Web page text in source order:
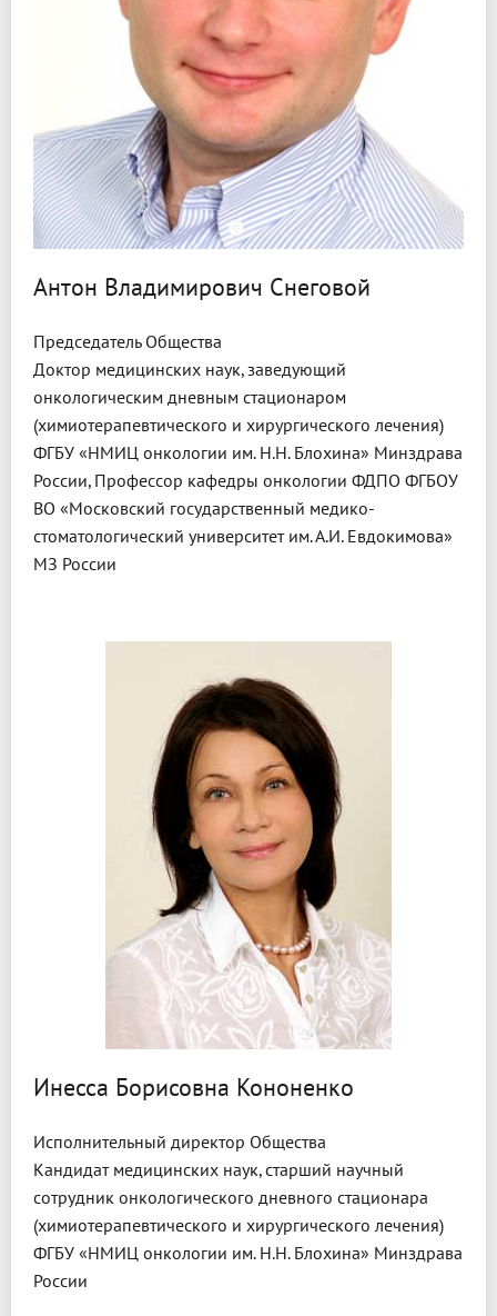
Антон Владимирович Снеговой
Председатель Общества
Доктор медицинских наук, заведующий
онкологическим дневным стационаром
(химиотерапевтического и хирургического лечения)
ФГБУ «НМИЦ онкологии им. Н.Н. Блохина» Минздрава
России, Профессор кафедры онкологии ФДПО ФГБОУ
ВО «Московский государственный медико-
стоматологический университет им. А.И. Евдокимова»
МЗ России
Инесса Борисовна Кононенко
Исполнительный директор Общества
Кандидат медицинских наук, старший научный
сотрудник онкологического дневного стационара
(химиотерапевтического и хирургического лечения)
ФГБУ «НМИЦ онкологии им. Н.Н. Блохина» Минздрава
России